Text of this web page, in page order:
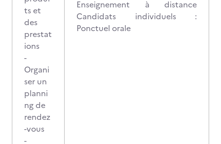
ts et
des
prestat
ions
-
Organi
ser un
planni
ng de
rendez
-vous
-
Enseignement à distance
Candidats individuels :
Ponctuel orale